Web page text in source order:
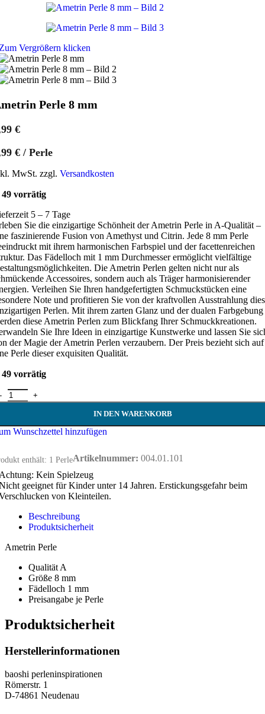
Vergrößern klicken
Perle 8 mm
€
€ / Perle
MwSt. zzgl. Versandkosten
49 vorrätig
5 – 7 Tage
Sie die einzigartige Schönheit der Ametrin Perle in A-Qualität –
faszinierende Fusion von Amethyst und Citrin. Jede 8 mm Perle
mit ihrem harmonischen Farbspiel und der facettenreichen
Das Fädelloch mit 1 mm Durchmesser ermöglicht vielfältige
Die Ametrin Perlen gelten nicht nur als
Accessoires, sondern auch als Träger harmonisierender
Verleihen Sie Ihren handgefertigten Schmuckstücken eine
Note und profitieren Sie von der kraftvollen Ausstrahlung
Perlen. Mit ihrem zarten Glanz und der dualen Farbgebung
diese Ametrin Perlen zum Blickfang Ihrer Schmuckkreationen.
Sie Ihre Ideen in einzigartige Kunstwerke und lassen Sie
der Magie der Ametrin Perlen verzaubern. Der Preis bezieht sich auf
Perle dieser exquisiten Qualität.
49 vorrätig
Perle 8 mm Menge
IN DEN WARENKORB
Wunschzettel hinzufügen
enthält: 1 PerleArtikelnummer: 004.01.101
Kein Spielzeug
geeignet für Kinder unter 14 Jahren. Erstickungsgefahr beim
von Kleinteilen.
Beschreibung
Produktsicherheit
Ametrin Perle
Qualität A
Größe 8 mm
Fädelloch 1 mm
Preisangabe je Perle
Produktsicherheit
Herstellerinformationen
baoshi perleninspirationen
Römerstr. 1
D-74861 Neudenau